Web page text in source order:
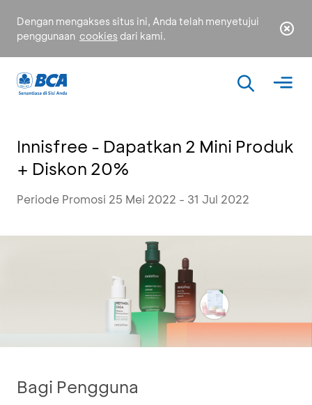
Dengan mengakses situs ini, Anda telah menyetujui
penggunaan cookies dari kami.
Innisfree - Dapatkan 2 Mini Produk
+ Diskon 20%
Periode Promosi 25 Mei 2022 - 31 Jul 2022
Bagi Pengguna